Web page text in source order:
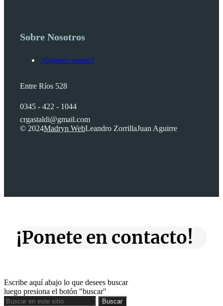
Sobre Nosotros
¿Quienes somos?
Entre Ríos 528
0345 - 422 - 1044
crgastaldi@gmail.com
© 2024Madryn WebLeandro ZorrillaJuan Aguirre
¡Ponete en contacto!
Escribe aquí abajo lo que desees buscar
luego presiona el botón "buscar"
Buscar
Buscar